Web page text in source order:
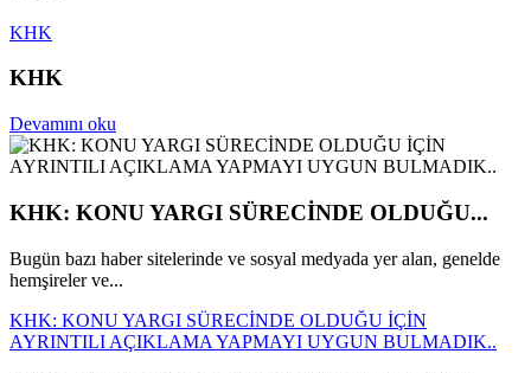
KHK
KHK
Devamını oku
KHK: KONU YARGI SÜRECİNDE OLDUĞU...
Bugün bazı haber sitelerinde ve sosyal medyada yer alan, genelde
hemşireler ve...
KHK: KONU YARGI SÜRECİNDE OLDUĞU İÇİN
AYRINTILI AÇIKLAMA YAPMAYI UYGUN BULMADIK..